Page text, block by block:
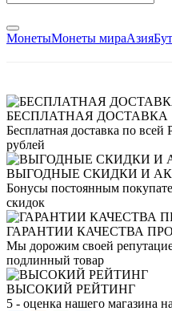
МонетыМонеты мираАзия
БЕСПЛАТНАЯ ДОСТАВКА
Бесплатная доставка по всей
рублей
ВЫГОДНЫЕ СКИДКИ И
Бонусы постоянным
скидок
ГАРАНТИИ КАЧЕСТВА
Мы дорожим своей
подлинный товар
ВЫСОКИЙ РЕЙТИНГ
5 - оценка нашего магазина